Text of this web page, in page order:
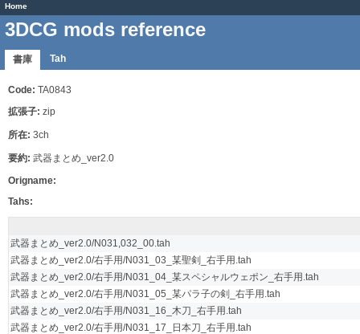
Home
3DCG mods reference
書庫 Tah
Code: TA0843
拡張子: zip
所在: 3ch
要約: 武器まとめ_ver2.0
Origname:
Tahs:
武器まとめ_ver2.0/N031,032_00.tah
武器まとめ_ver2.0/右手用/N031_03_某聖剣_右手用.tah
武器まとめ_ver2.0/右手用/N031_04_某スペシャルウェポン_右手用.tah
武器まとめ_ver2.0/右手用/N031_05_某パラ子の剣_右手用.tah
武器まとめ_ver2.0/右手用/N031_16_木刀_右手用.tah
武器まとめ_ver2.0/右手用/N031_17_日本刀_右手用.tah